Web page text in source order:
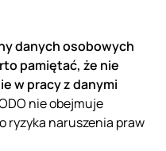
danych osobowych
pamiętać, że nie
w pracy z danymi
nie obejmuje
ryzyka naruszenia praw